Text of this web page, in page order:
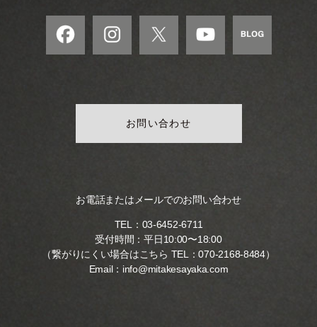
お問い合わせ
お電話またはメールでのお問い合わせ
TEL： 03-6452-6711
受付時間：平日10:00〜18:00
（繋がりにくい場合はこちら TEL：070-2168-8484）
Email： info@mitakesayaka.com